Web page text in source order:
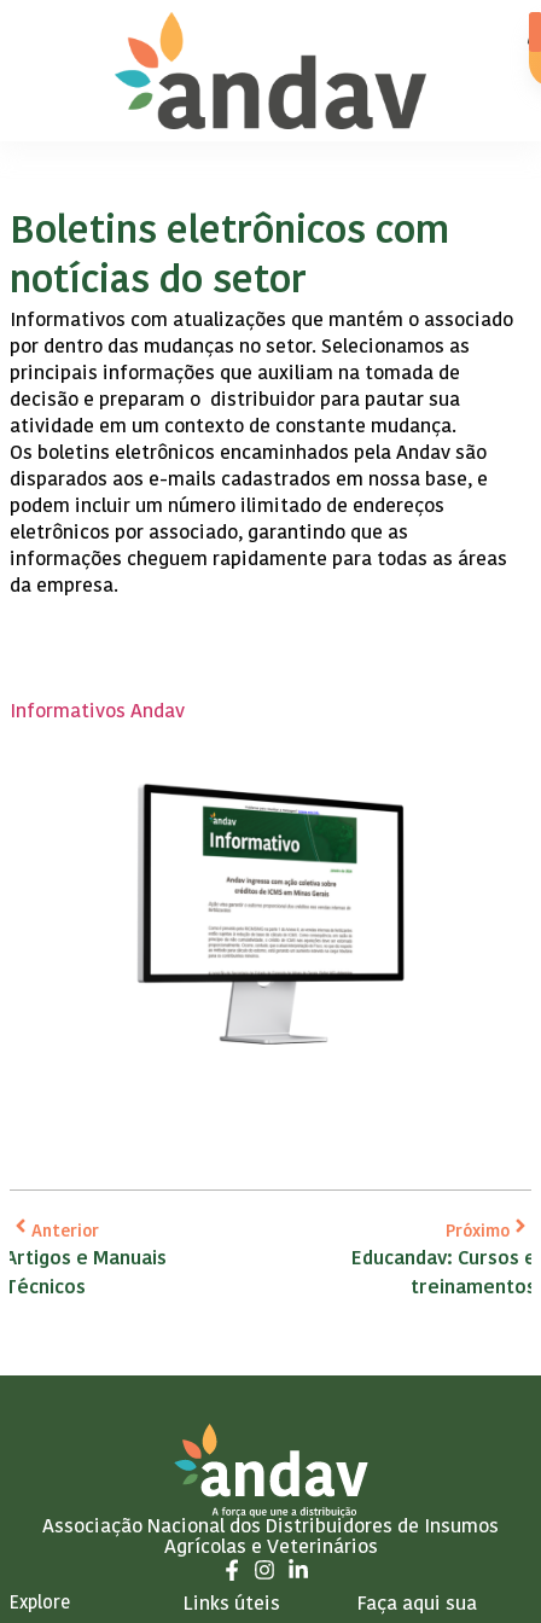
Boletins eletrônicos com
notícias do setor
Informativos com atualizações que mantém o associado
por dentro das mudanças no setor. Selecionamos as
principais informações que auxiliam na tomada de
decisão e preparam o distribuidor para pautar sua
atividade em um contexto de constante mudança.​
Os boletins eletrônicos encaminhados pela Andav são
disparados aos e-mails cadastrados em nossa base, e
podem incluir um número ilimitado de endereços
eletrônicos por associado, garantindo que as
informações cheguem rapidamente para todas as áreas
da empresa.​
Informativos Andav
Anterior
Artigos e Manuais
Técnicos
Próximo
Educandav: Cursos e
treinamentos
Associação Nacional dos Distribuidores de Insumos
Agrícolas e Veterinários
Explore Links úteis Faça aqui sua